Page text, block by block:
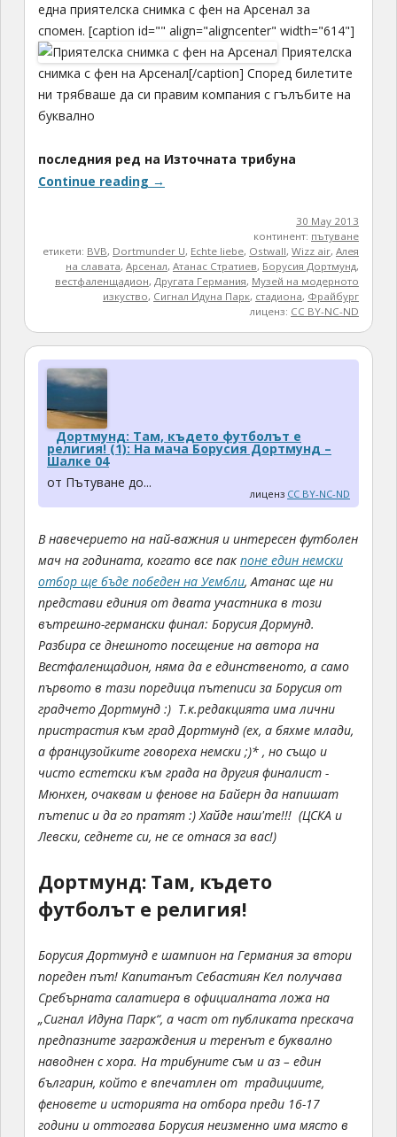
една приятелска снимка с фен на Арсенал за
спомен. [caption id="" align="aligncenter" width="614"]
Приятелска
снимка с фен на Арсенал[/caption] Според билетите
ни трябваше да си правим компания с гълъбите на
буквално
последния ред на Източната трибуна
Continue reading →
30 May 2013
континент: пътуване
етикети: BVB, Dortmunder U, Echte liebe, Ostwall,Wizz air,Алея
на славата,Арсенал,Атанас Стратиев, Борусия Дортмунд,
вестфаленщадион,Другата Германия, Музей на модерното
изкуство, Сигнал Идуна Парк, стадиона, Фрайбург
лиценз: CC BY-NC-ND
Дортмунд: Там, където футболът е
религия! (1): На мача Борусия Дортмунд –
Шалке 04
от Пътуване до...
лиценз CC BY-NC-ND
В навечерието на най-важния и интересен футболен
мач на годината, когато все пак поне един немски
отбор ще бъде победен на Уембли, Атанас ще ни
представи единия от двата участника в този
вътрешно-германски финал: Борусия Дормунд.
Разбира се днешното посещение на автора на
Вестфаленщадион, няма да е единственото, а само
първото в тази поредица пътеписи за Борусия от
градчето Дортмунд :) Т.к.редакцията има лични
пристрастия към град Дортмунд (ех, а бяхме млади,
а французойките говореха немски ;)* , но също и
чисто естетски към града на другия финалист -
Мюнхен, очаквам и фенове на Байерн да напишат
пътепис и да го пратят :) Хайде наш'те!!! (ЦСКА и
Левски, седнете си, не се отнася за вас!)
Дортмунд: Там, където
футболът е религия!
Борусия Дортмунд е шампион на Германия за втори
пореден път! Капитанът Себастиян Кел получава
Сребърната салатиера в официалната ложа на
„Сигнал Идуна Парк“, а част от публиката прескача
предпазните заграждения и теренът е буквално
наводнен с хора. На трибуните съм и аз – един
българин, който е впечатлен от традициите,
феновете и историята на отбора преди 16-17
години и оттогава Борусия неизменно има място в